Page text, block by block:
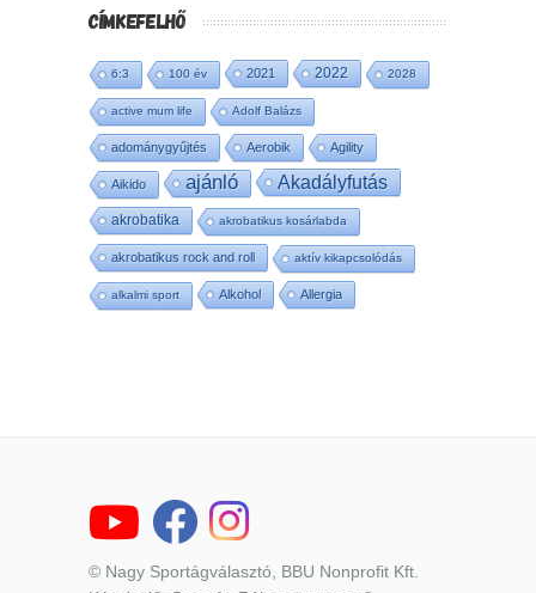
CÍMKEFELHŐ
6:3 100 év 2021 2022 2028
active mum life Adolf Balázs
adománygyűjtés Aerobik Agility
Aikido ajánló Akadályfutás
akrobatika akrobatikus kosárlabda
akrobatikus rock and roll aktív kikapcsolódás
alkalmi sport Alkohol Allergia
© Nagy Sportágválasztó, BBU Nonprofit Kft.